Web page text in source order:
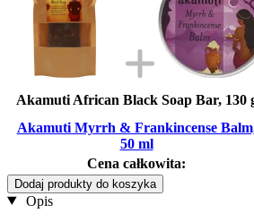
Akamuti African Black Soap Bar, 130
Akamuti Myrrh & Frankincense
50 ml
Cena całkowita:
Dodaj produkty do koszyka
Opis